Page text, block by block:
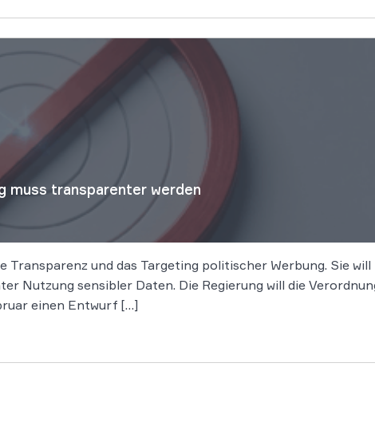
muss transparenter werden
Transparenz und das Targeting politischer Werbung. Sie
Nutzung sensibler Daten. Die Regierung will die
einen Entwurf […]